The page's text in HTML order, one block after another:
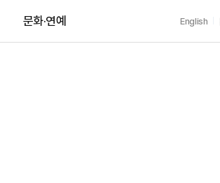
문화·연예 English